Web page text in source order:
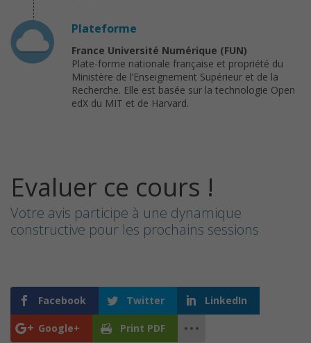
Plateforme
France Université Numérique (FUN)
Plate-forme nationale française et propriété du
Ministère de l’Enseignement Supérieur et de la
Recherche. Elle est basée sur la technologie Open
edX du MIT et de Harvard.
Evaluer ce cours !
Votre avis participe à une dynamique
constructive pour les prochains sessions
Facebook Twitter LinkedIn
Google+ Print PDF